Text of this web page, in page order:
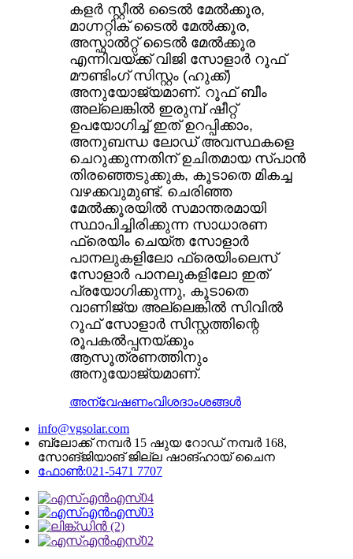
കളർ സ്റ്റീൽ ടൈൽ മേൽക്കൂര,
മാഗ്നറ്റിക് ടൈൽ മേൽക്കൂര,
അസ്ഫാൽറ്റ് ടൈൽ മേൽക്കൂര
എന്നിവയ്ക്ക് വിജി സോളാർ റൂഫ്
മൗണ്ടിംഗ് സിസ്റ്റം (ഹുക്ക്)
അനുയോജ്യമാണ്. റൂഫ് ബീം
അല്ലെങ്കിൽ ഇരുമ്പ് ഷീറ്റ്
ഉപയോഗിച്ച് ഇത് ഉറപ്പിക്കാം,
അനുബന്ധ ലോഡ് അവസ്ഥകളെ
ചെറുക്കുന്നതിന് ഉചിതമായ സ്പാൻ
തിരഞ്ഞെടുക്കുക, കൂടാതെ മികച്ച
വഴക്കവുമുണ്ട്. ചെരിഞ്ഞ
മേൽക്കൂരയിൽ സമാന്തരമായി
സ്ഥാപിച്ചിരിക്കുന്ന സാധാരണ
ഫ്രെയിം ചെയ്ത സോളാർ
പാനലുകളിലോ ഫ്രെയിംലെസ്
സോളാർ പാനലുകളിലോ ഇത്
പ്രയോഗിക്കുന്നു, കൂടാതെ
വാണിജ്യ അല്ലെങ്കിൽ സിവിൽ
റൂഫ് സോളാർ സിസ്റ്റത്തിന്റെ
രൂപകൽപ്പനയ്ക്കും
ആസൂത്രണത്തിനും
അനുയോജ്യമാണ്.
അന്വേഷണംവിശദാംശങ്ങൾ
info@vgsolar.com
ബ്ലോക്ക് നമ്പർ 15 ഷുയ റോഡ് നമ്പർ 168,
സോങ്ജിയാങ് ജില്ല ഷാങ്ഹായ് ചൈന
ഫോൺ:021-5471 7707